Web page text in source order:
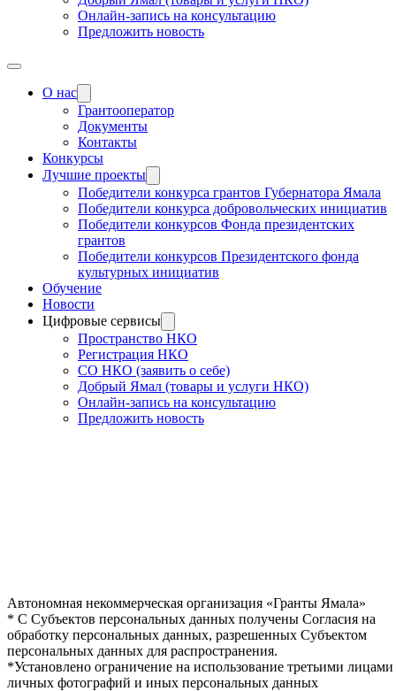
Онлайн-запись на консультацию
Предложить новость
О нас
Грантооператор
Документы
Контакты
Конкурсы
Лучшие проекты
Победители конкурса грантов Губернатора Ямала
Победители конкурса добровольческих инициатив
Победители конкурсов Фонда президентских
грантов
Победители конкурсов Президентского фонда
культурных инициатив
Обучение
Новости
Цифровые сервисы
Пространство НКО
Регистрация НКО
СО НКО (заявить о себе)
Добрый Ямал (товары и услуги НКО)
Онлайн-запись на консультацию
Предложить новость
Автономная некоммерческая организация «Гранты Ямала»
* С Субъектов персональных данных получены Согласия на
обработку персональных данных, разрешенных Субъектом
персональных данных для распространения.
*Установлено ограничение на использование третьими лицами
личных фотографий и иных персональных данных